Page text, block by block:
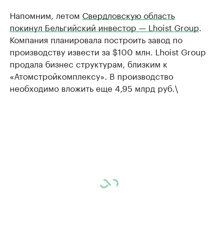
Напомним, летом Свердловскую область
покинул Бельгийский инвестор — Lhoist Group.
Компания планировала построить завод по
производству извести за $100 млн. Lhoist Group
продала бизнес структурам, близким к
«Атомстройкомплексу». В производство
необходимо вложить еще 4,95 млрд руб.\